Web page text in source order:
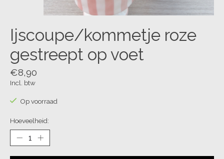
Ijscoupe/kommetje roze
gestreept op voet
€8,90
Incl. btw
Op voorraad
Hoeveelheid: